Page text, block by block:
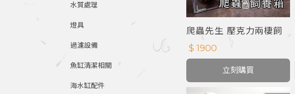
水質處理
燈具
過濾設備
魚缸清潔相關
海水缸配件
爬蟲先生 壓克力兩棲飼
養箱 爬蟲箱
$ 1900
立刻購買